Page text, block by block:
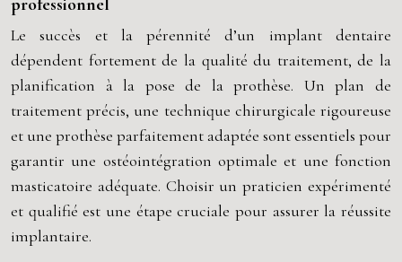
professionnel
Le succès et la pérennité d’un implant dentaire
dépendent fortement de la qualité du traitement, de la
planification à la pose de la prothèse. Un plan de
traitement précis, une technique chirurgicale rigoureuse
et une prothèse parfaitement adaptée sont essentiels pour
garantir une ostéointégration optimale et une fonction
masticatoire adéquate. Choisir un praticien expérimenté
et qualifié est une étape cruciale pour assurer la réussite
implantaire.